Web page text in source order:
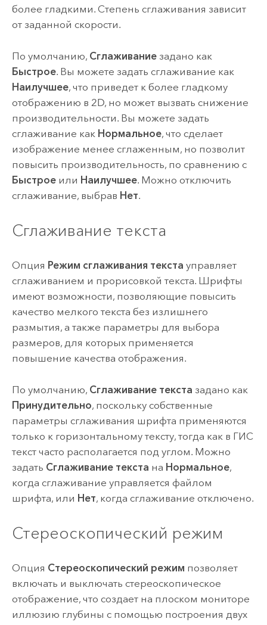
более гладкими. Степень сглаживания зависит
от заданной скорости.
По умолчанию, Сглаживаниезадано как
Быстрое. Вы можете задать сглаживание как
Наилучшее, что приведет к более гладкому
отображению в 2D, но может вызвать снижение
производительности. Вы можете задать
сглаживание как Нормальное, что сделает
изображение менее сглаженным, но позволит
повысить производительность, по сравнению с
Быстроеили Наилучшее. Можно отключить
сглаживание, выбрав Нет.
Сглаживание текста
Опция Режим сглаживания текста управляет
сглаживанием и прорисовкой текста. Шрифты
имеют возможности, позволяющие повысить
качество мелкого текста без излишнего
размытия, а также параметры для выбора
размеров, для которых применяется
повышение качества отображения.
По умолчанию, Сглаживание текста задано как
Принудительно, поскольку собственные
параметры сглаживания шрифта применяются
только к горизонтальному тексту, тогда как в ГИС
текст часто располагается под углом. Можно
задать Сглаживание текста на Нормальное,
когда сглаживание управляется файлом
шрифта, или Нет, когда сглаживание отключено.
Стереоскопический режим
Опция Стереоскопический режим позволяет
включать и выключать стереоскопическое
отображение, что создает на плоском мониторе
иллюзию глубины с помощью построения двух